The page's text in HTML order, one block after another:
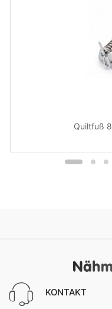
Quiltfuß
KONTAKT